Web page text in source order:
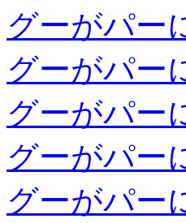
グーがパー
グーがパー
グーがパー
グーがパー
グーがパー